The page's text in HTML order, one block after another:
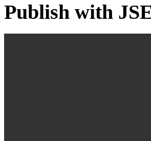
Publish with